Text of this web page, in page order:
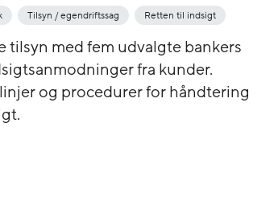
Tilsyn / egendriftssag Retten til indsigt
med fem udvalgte bankers
fra kunder.
og procedurer for håndtering